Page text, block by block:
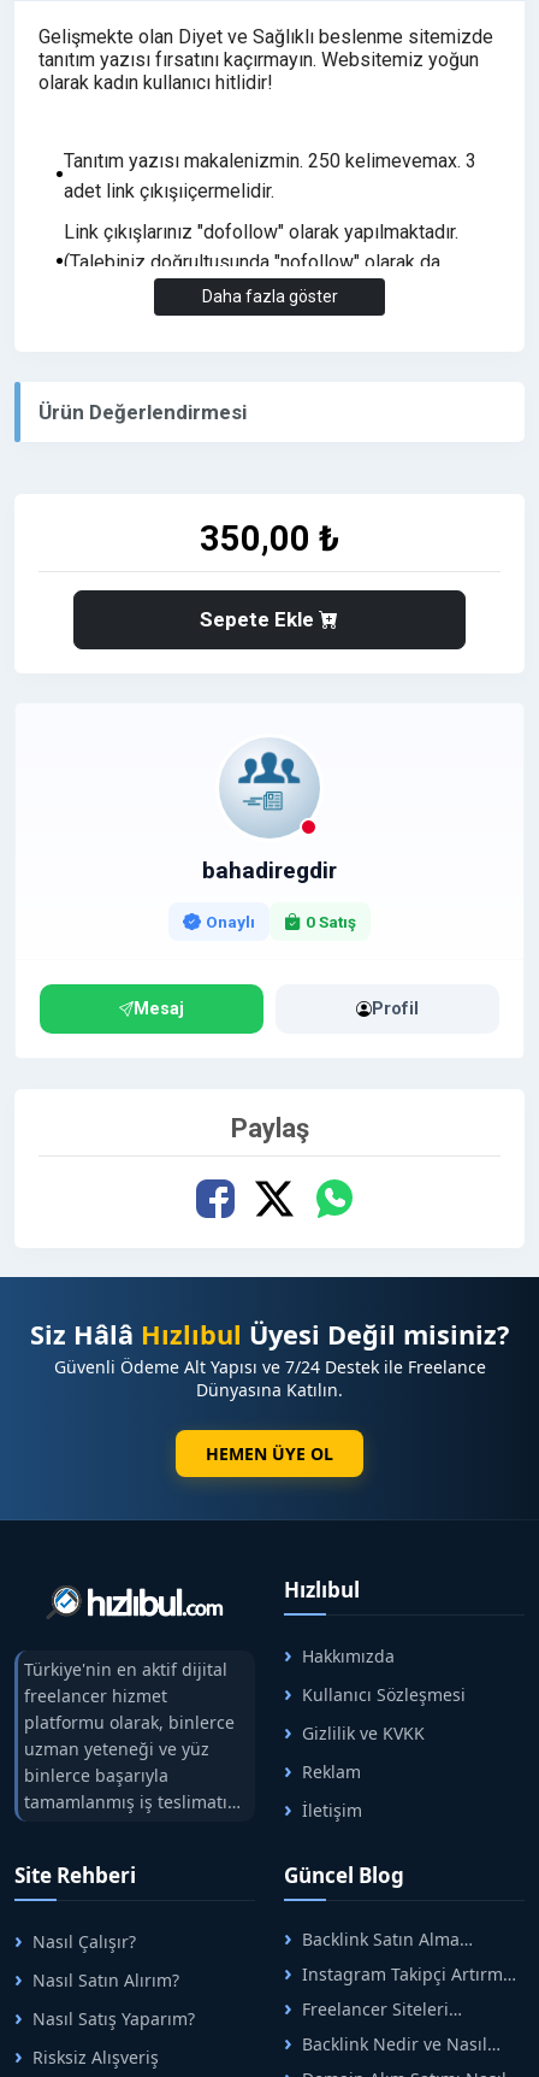
Gelişmekte olan Diyet ve Sağlıklı beslenme sitemizde
tanıtım yazısı fırsatını kaçırmayın. Websitemiz yoğun
olarak kadın kullanıcı hitlidir!
Tanıtım yazısı makalenizmin. 250 kelimevemax. 3
adet link çıkışıiçermelidir.
Link çıkışlarınız "dofollow" olarak yapılmaktadır.
(Talebiniz doğrultusunda "nofollow" olarak da
Daha fazla göster
Ürün Değerlendirmesi
350,00 ₺
Sepete Ekle
bahadiregdir
Onaylı 0 Satış
Mesaj Profil
Paylaş
Siz Hâlâ Hızlıbul Üyesi Değil misiniz?
Güvenli Ödeme Alt Yapısı ve 7/24 Destek ile Freelance
Dünyasına Katılın.
HEMEN ÜYE OL
Türkiye'nin en aktif dijital
freelancer hizmet
platformu olarak, binlerce
uzman yeteneği ve yüz
binlerce başarıyla
tamamlanmış iş teslimatını
tek çatıda buluşturuyoruz.
arasındaki süreci risksiz
alışveriş sistemi ile koruyan
ticaretin güvenli
adreslerinden birisidir.
Hızlıbul
Hakkımızda
Kullanıcı Sözleşmesi
Gizlilik ve KVKK
Reklam
İletişim
Site Rehberi
Nasıl Çalışır?
Nasıl Satın Alırım?
Nasıl Satış Yaparım?
Risksiz Alışveriş
Güncel Blog
Backlink Satın Alma
Rehberi: Güvenli SEO İçin
Doğru Adımlar
Instagram Takipçi Artırma
Yöntemleri: Organik Büyüme
Rehberi
Freelancer Siteleri
Arasında Doğru Seçim Nasıl
Yapılır
Backlink Nedir ve Nasıl
Alınır? Etkili Yöntemler